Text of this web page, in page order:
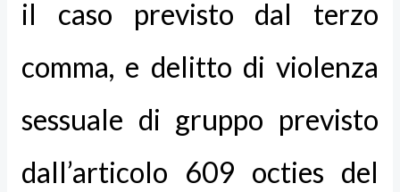
il caso previsto dal terzo
comma, e delitto di violenza
sessuale di gruppo previsto
dall’articolo 609 octies del